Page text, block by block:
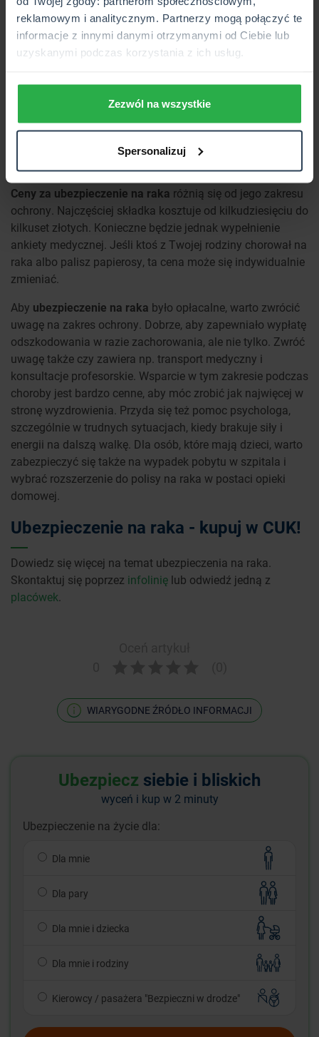
reklamowym i analitycznym. Partnerzy mogą połączyć te
informacje z innymi danymi otrzymanymi od Ciebie lub
uzyskanymi podczas korzystania z ich usług.
Zezwól na wszystkie
Spersonalizuj
ZNAJDŹ NASZĄ PLACÓWKĘ
Na podstawie powyższych sytuacji widzisz, jak ważne jest
solidne zabezpieczenie swojej przyszłości. Najlepiej zrobić
to jak najszybciej, aby nagła choroba nie naraziła Cię na
Ceny za ubezpieczenie na raka różnią się od jego zakresu
ochrony. Najczęściej składka kosztuje od kilkudziesięciu do
kilkuset złotych. Konieczne będzie jednak wypełnienie
ankiety medycznej. Jeśli ktoś z Twojej rodziny chorował na
raka albo palisz papierosy, ta cena może się indywidualnie
zmieniać.
Aby ubezpieczenie na raka było opłacalne, warto zwrócić
uwagę na zakres ochrony. Dobrze, aby zapewniało wypłatę
odszkodowania w razie zachorowania, ale nie tylko. Zwróć
uwagę także czy zawiera np. transport medyczny i
konsultacje profesorskie. Wsparcie w tym zakresie podczas
choroby jest bardzo cenne, aby móc zrobić jak najwięcej w
stronę wyzdrowienia. Przyda się też pomoc psychologa,
szczególnie w trudnych sytuacjach, kiedy brakuje siły i
energii na dalszą walkę. Dla osób, które mają dzieci, warto
zabezpieczyć się także na wypadek pobytu w szpitala i
wybrać rozszerzenie do polisy na raka w postaci opieki
domowej.
Ubezpieczenie na raka - kupuj w CUK!
Dowiedz się więcej na temat ubezpieczenia na raka.
Skontaktuj się poprzez infolinię lub odwiedź jedną z
placówek.
WIARYGODNE ŹRÓDŁO INFORMACJI
Ubezpiecz siebie i bliskich
wyceń i kup w 2 minuty
Ubezpieczenie na życie dla:
Dla mnie
Dla pary
Dla mnie i dziecka
Dla mnie i rodziny
Kierowcy / pasażera "Bezpieczni w drodze"